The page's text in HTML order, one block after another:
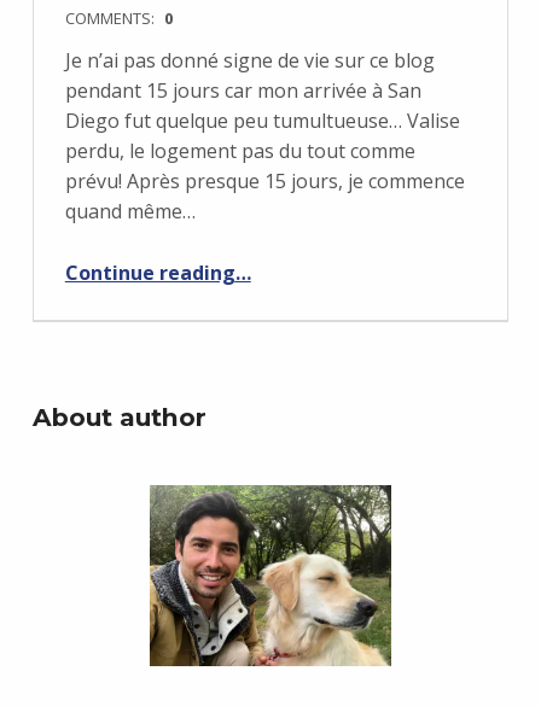
COMMENTS: 0
Je n’ai pas donné signe de vie sur ce blog
pendant 15 jours car mon arrivée à San
Diego fut quelque peu tumultueuse… Valise
perdu, le logement pas du tout comme
prévu! Après presque 15 jours, je commence
quand même…
Continue reading…
About author